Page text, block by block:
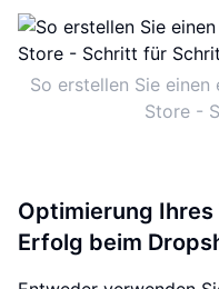
So erstellen Sie
Store -
Optimierung
Erfolg beim